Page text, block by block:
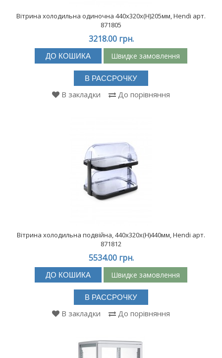
Вітрина холодильна одиночна 440x320x(H)205мм, Hendi арт.
871805
3218.00 грн.
ДО КОШИКА Швидке замовлення
В РАССРОЧКУ
В закладки До порівняння
Вітрина холодильна подвійна, 440x320x(H)440мм, Hendi арт.
871812
5534.00 грн.
ДО КОШИКА Швидке замовлення
В РАССРОЧКУ
В закладки До порівняння